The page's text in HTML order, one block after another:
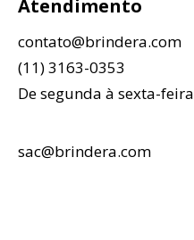
Atendimento
contato@brindera.com
(11) 3163-0353
De segunda à sexta-feira
sac@brindera.com